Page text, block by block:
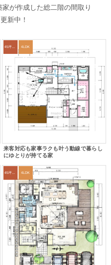
が作成した総二階の間取り
新中！
45坪～49坪 4LDK
来客対応も家事ラクも叶う動線で暮らし
にゆとりが持てる家
45坪～49坪 4LDK